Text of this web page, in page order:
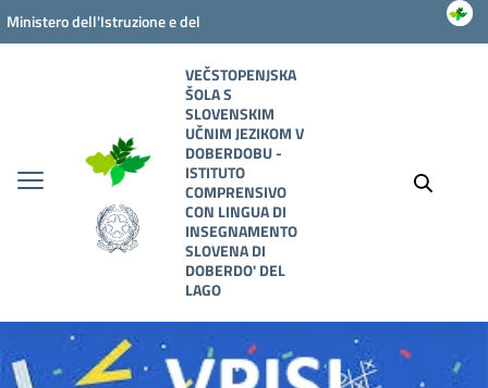
Vai ai contenuti
Vai al menu di navigazione
Vai al footer
Ministero dell'Istruzione e del
VEČSTOPENJSKA
ŠOLA S
SLOVENSKIM
UČNIM JEZIKOM V
DOBERDOBU -
ISTITUTO
COMPRENSIVO
CON LINGUA DI
INSEGNAMENTO
SLOVENA DI
DOBERDO' DEL
LAGO